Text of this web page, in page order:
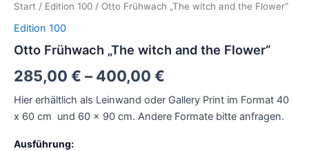
Start / Edition 100 / Otto Frühwach „The witch and the Flower“
Edition 100
Otto Frühwach „The witch and the Flower“
285,00 € – 400,00 €
Hier erhältlich als Leinwand oder Gallery Print im Format 40
x 60 cm und 60 x 90 cm. Andere Formate bitte anfragen.
Ausführung: